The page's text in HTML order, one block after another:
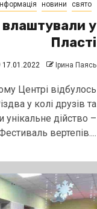
новини свято
влаштували у
Пласті
17.01.2022 Ірина Паясь
Центрі відбулось
у колі друзів та
унікальне дійство –
вертепів....